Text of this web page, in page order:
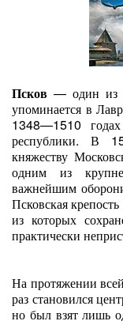
Псков— один из
упоминается в
1348—1510
республики. В
княжеству
одним из
важнейшим
Псковская
из которых
практически
На протяжении
раз становился
но был взят лишь